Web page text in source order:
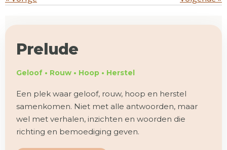
Prelude
Geloof • Rouw • Hoop • Herstel
Een plek waar geloof, rouw, hoop en herstel
samenkomen. Niet met alle antwoorden, maar
wel met verhalen, inzichten en woorden die
richting en bemoediging geven.